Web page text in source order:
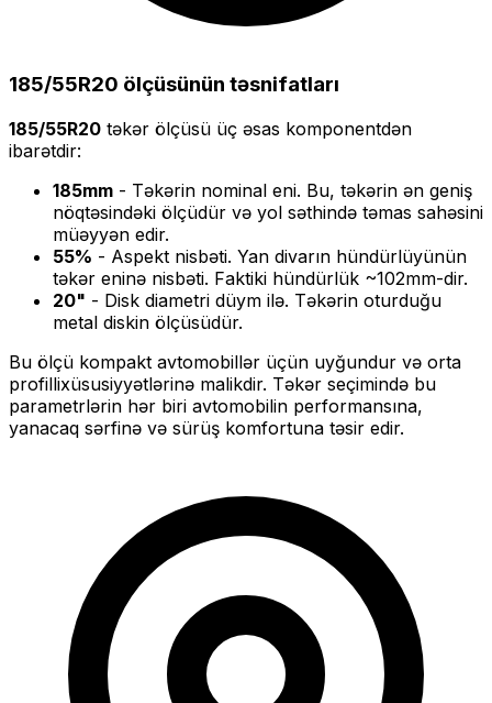
185/55R20 ölçüsünün təsnifatları
185/55R20 təkər ölçüsü üç əsas komponentdən
ibarətdir:
185mm - Təkərin nominal eni. Bu, təkərin ən geniş
nöqtəsindəki ölçüdür və yol səthində təmas sahəsini
müəyyən edir.
55% - Aspekt nisbəti. Yan divarın hündürlüyünün
təkər eninə nisbəti. Faktiki hündürlük ~102mm-dir.
20" - Disk diametri düym ilə. Təkərin oturduğu
metal diskin ölçüsüdür.
Bu ölçü kompakt avtomobillər üçün uyğundur və orta
profillixüsusiyyətlərinə malikdir. Təkər seçimində bu
parametrlərin hər biri avtomobilin performansına,
yanacaq sərfinə və sürüş komfortuna təsir edir.